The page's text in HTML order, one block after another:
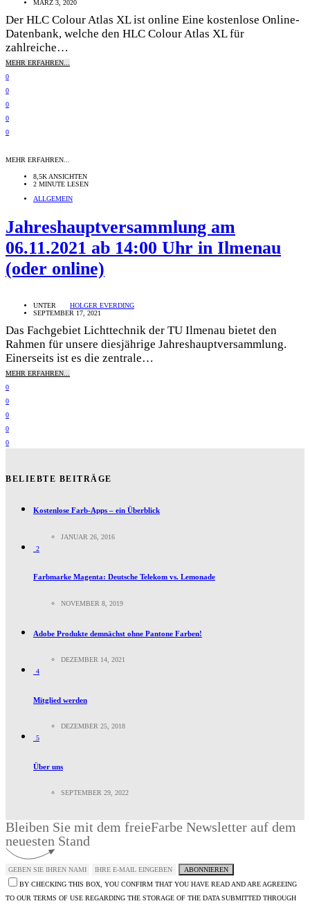
MÄRZ 3, 2020
Der HLC Colour Atlas XL ist online Eine kostenlose Online-
Datenbank, welche den HLC Colour Atlas XL für
zahlreiche…
MEHR ERFAHREN...
0
0
0
0
0
MEHR ERFAHREN...
8,5K ANSICHTEN
2 MINUTE LESEN
ALLGEMEIN
Jahreshauptversammlung am
06.11.2021 ab 14:00 Uhr in Ilmenau
(oder online)
UNTER
HOLGER EVERDING
SEPTEMBER 17, 2021
Das Fachgebiet Lichttechnik der TU Ilmenau bietet den
Rahmen für unsere diesjährige Jahreshauptversammlung.
Einerseits ist es die zentrale…
MEHR ERFAHREN...
0
0
0
0
0
BELIEBTE BEITRÄGE
Kostenlose Farb-Apps – ein Überblick
JANUAR 26, 2016
2
Farbmarke Magenta: Deutsche Telekom vs. Lemonade
NOVEMBER 8, 2019
Adobe Produkte demnächst ohne Pantone Farben!
DEZEMBER 14, 2021
4
Mitglied werden
DEZEMBER 25, 2018
5
Über uns
SEPTEMBER 29, 2022
Bleiben Sie mit dem freieFarbe Newsletter auf dem
neuesten Stand
ABONNIEREN
BY CHECKING THIS BOX, YOU CONFIRM THAT YOU HAVE READ AND ARE AGREEING
TO OUR TERMS OF USE REGARDING THE STORAGE OF THE DATA SUBMITTED THROUGH